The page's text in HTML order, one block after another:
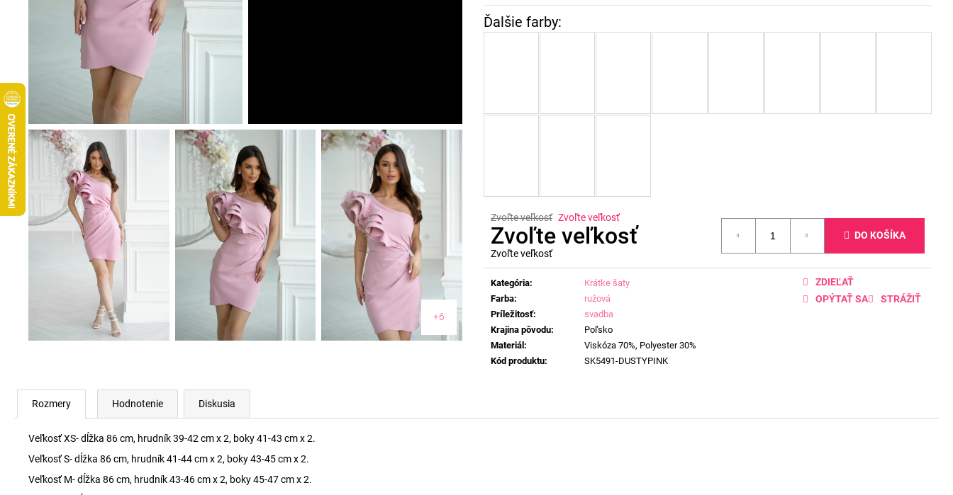
Zvoľte veľkosť Zvoľte veľkosť
Zvoľte veľkosť
Zvoľte veľkosť
Jednotková
cena:
DO KOŠÍKA
Kategória:
Krátke šaty
Farba:
ružová
Príležitosť:
svadba
Krajina pôvodu:
Poľsko
Materiál:
Viskóza 70%, Polyester 30%
Kód produktu: SK5491-DUSTYPINK
OPÝTAŤ SA STRÁŽIŤ
ZDIEĽAŤ
+6
Rozmery Hodnotenie Diskusia
Veľkosť XS- dĺžka 86 cm, hrudník 39-42 cm x 2, boky 41-43 cm x 2.
Veľkosť S- dĺžka 86 cm, hrudník 41-44 cm x 2, boky 43-45 cm x 2.
Veľkosť M- dĺžka 86 cm, hrudník 43-46 cm x 2, boky 45-47 cm x 2.